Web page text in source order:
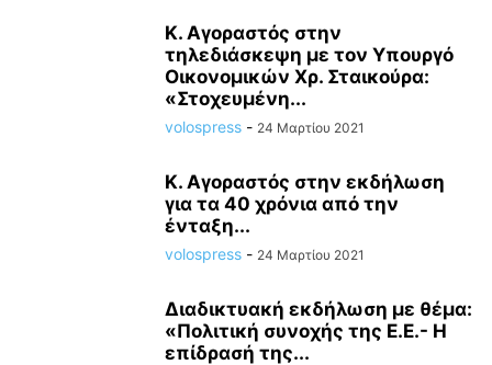
Κ. Αγοραστός στην
τηλεδιάσκεψη με τον Υπουργό
Οικονομικών Χρ. Σταικούρα:
«Στοχευμένη...
volospress - 24 Μαρτίου 2021
Κ. Αγοραστός στην εκδήλωση
για τα 40 χρόνια από την
ένταξη...
volospress - 24 Μαρτίου 2021
Διαδικτυακή εκδήλωση με θέμα:
«Πολιτική συνοχής της Ε.Ε.- Η
επίδρασή της...